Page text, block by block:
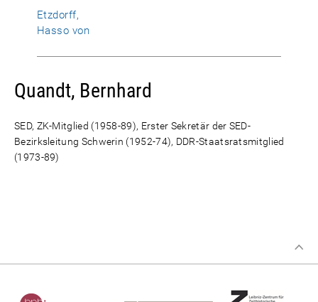
Etzdorff,
Hasso von
Quandt, Bernhard
SED, ZK-Mitglied (1958-89), Erster Sekretär der SED-
Bezirksleitung Schwerin (1952-74), DDR-Staatsratsmitglied
(1973-89)